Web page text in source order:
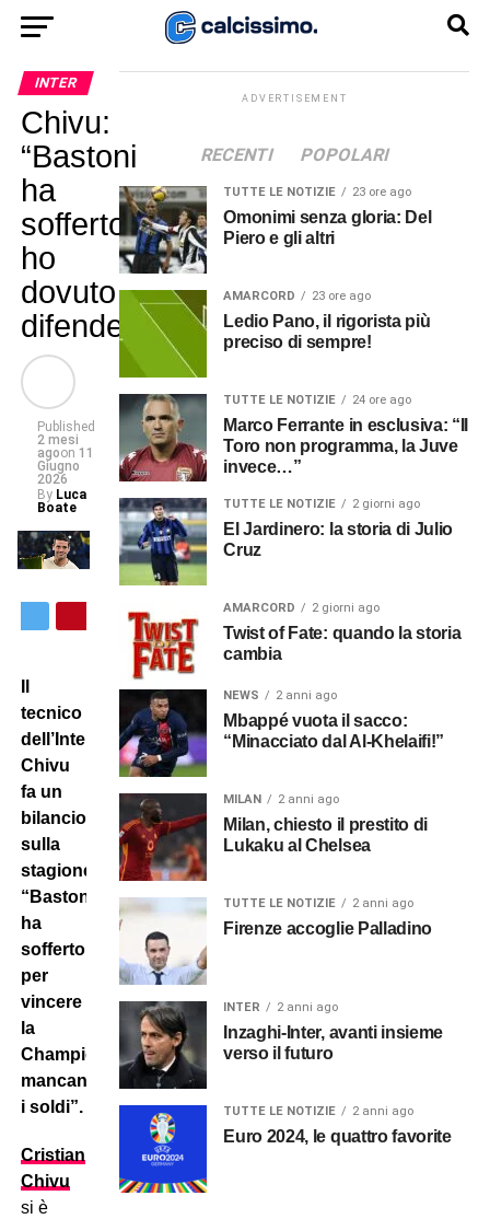
INTER
Chivu:
“Bastoni
ha
sofferto,
ho
dovuto
difenderlo.”
Published
2 mesi
agoon 11
Giugno
2026
By Luca
Boate
tecnico
dell’Inter
Chivu
fa un
bilancio
sulla
stagione:
“Bastoni
ha
sofferto,
per
vincere
la
Champions
mancano
i soldi”.
Cristian
Chivu
si è
ADVERTISEMENT
RECENTI POPOLARI
TUTTE LE NOTIZIE 23 ore ago
Omonimi senza gloria: Del
Piero e gli altri
AMARCORD 23 ore ago
Ledio Pano, il rigorista più
preciso di sempre!
TUTTE LE NOTIZIE 24 ore ago
Marco Ferrante in esclusiva: “Il
Toro non programma, la Juve
invece…”
TUTTE LE NOTIZIE 2 giorni ago
El Jardinero: la storia di Julio
Cruz
AMARCORD 2 giorni ago
Twist of Fate: quando la storia
cambia
NEWS 2 anni ago
Mbappé vuota il sacco:
“Minacciato dal Al-Khelaifi!”
MILAN 2 anni ago
Milan, chiesto il prestito di
Lukaku al Chelsea
TUTTE LE NOTIZIE 2 anni ago
Firenze accoglie Palladino
INTER 2 anni ago
Inzaghi-Inter, avanti insieme
verso il futuro
TUTTE LE NOTIZIE 2 anni ago
Euro 2024, le quattro favorite